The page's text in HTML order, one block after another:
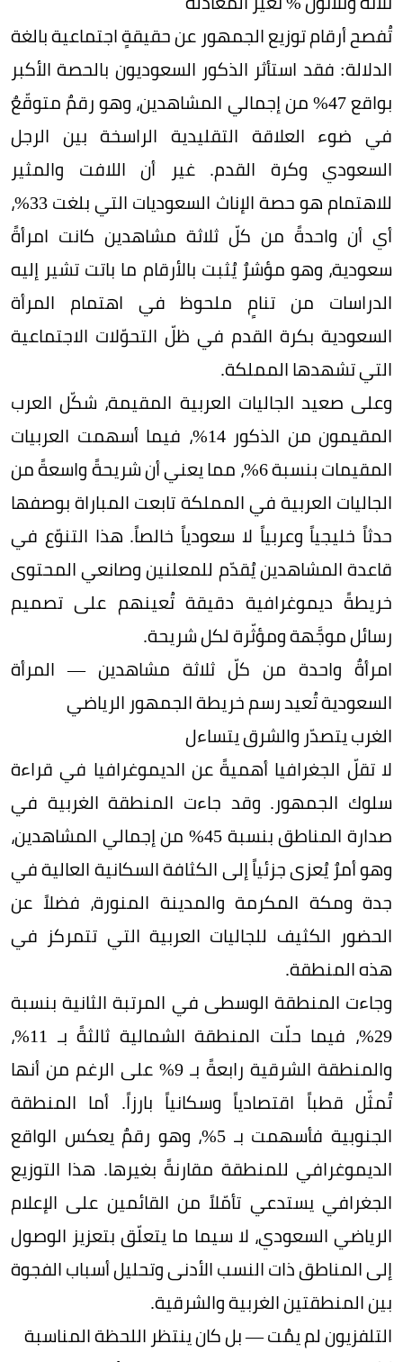
تُفصح أرقام توزيع الجمهور عن حقيقةٍ اجتماعية بالغة
الدلالة: فقد استأثر الذكور السعوديون بالحصة الأكبر
بواقع 47% من إجمالي المشاهدين، وهو رقمٌ متوقّعٌ
في ضوء العلاقة التقليدية الراسخة بين الرجل
السعودي وكرة القدم. غير أن اللافت والمثير
للاهتمام هو حصة الإناث السعوديات التي بلغت 33%،
أي أن واحدةً من كلّ ثلاثة مشاهدين كانت امرأةً
سعودية، وهو مؤشرٌ يُثبت بالأرقام ما باتت تشير إليه
الدراسات من تنامٍ ملحوظ في اهتمام المرأة
السعودية بكرة القدم في ظلّ التحوّلات الاجتماعية
التي تشهدها المملكة.
وعلى صعيد الجاليات العربية المقيمة، شكّل العرب
المقيمون من الذكور 14%، فيما أسهمت العربيات
المقيمات بنسبة 6%، مما يعني أن شريحةً واسعةً من
الجاليات العربية في المملكة تابعت المباراة بوصفها
حدثاً خليجياً وعربياً لا سعودياً خالصاً. هذا التنوّع في
قاعدة المشاهدين يُقدّم للمعلنين وصانعي المحتوى
خريطةً ديموغرافية دقيقة تُعينهم على تصميم
رسائل موجَّهة ومؤثّرة لكل شريحة.
امرأةٌ واحدة من كلّ ثلاثة مشاهدين — المرأة
السعودية تُعيد رسم خريطة الجمهور الرياضي
الغرب يتصدّر والشرق يتساءل
لا تقلّ الجغرافيا أهميةً عن الديموغرافيا في قراءة
سلوك الجمهور. وقد جاءت المنطقة الغربية في
صدارة المناطق بنسبة 45% من إجمالي المشاهدين،
وهو أمرٌ يُعزى جزئياً إلى الكثافة السكانية العالية في
جدة ومكة المكرمة والمدينة المنورة، فضلاً عن
الحضور الكثيف للجاليات العربية التي تتمركز في
هذه المنطقة.
وجاءت المنطقة الوسطى في المرتبة الثانية بنسبة
29%، فيما حلّت المنطقة الشمالية ثالثةً بـ 11%،
والمنطقة الشرقية رابعةً بـ 9% على الرغم من أنها
تُمثّل قطباً اقتصادياً وسكانياً بارزاً. أما المنطقة
الجنوبية فأسهمت بـ 5%، وهو رقمٌ يعكس الواقع
الديموغرافي للمنطقة مقارنةً بغيرها. هذا التوزيع
الجغرافي يستدعي تأمّلاً من القائمين على الإعلام
الرياضي السعودي، لا سيما ما يتعلّق بتعزيز الوصول
إلى المناطق ذات النسب الأدنى وتحليل أسباب الفجوة
بين المنطقتين الغربية والشرقية.
التلفزيون لم يمُت — بل كان ينتظر اللحظة المناسبة